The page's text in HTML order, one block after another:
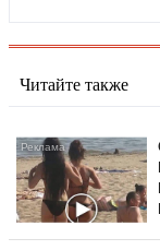
Читайте также